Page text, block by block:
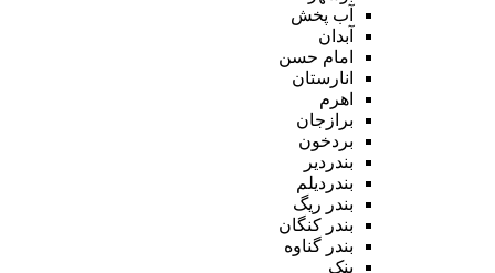
آب پخش
آبدان
امام حسن
انارستان
اهرم
برازجان
بردخون
بندردیر
بندردیلم
بندر ریگ
بندر کنگان
بندر گناوه
بنک